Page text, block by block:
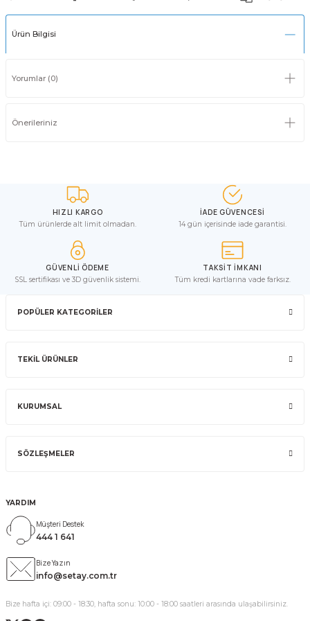
Ürün Bilgisi
Yorumlar (0)
Önerileriniz
HIZLI KARGO
Tüm ürünlerde alt limit olmadan.
İADE GÜVENCESİ
14 gün içerisinde iade garantisi.
GÜVENLİ ÖDEME
SSL sertifikası ve 3D güvenlik sistemi.
TAKSİT İMKANI
Tüm kredi kartlarına vade farksız.
POPÜLER KATEGORİLER
TEKİL ÜRÜNLER
KURUMSAL
SÖZLEŞMELER
YARDIM
Müşteri Destek
444 1 641
Bize Yazın
info@setay.com.tr
Bize hafta içi: 09:00 - 18:30, hafta sonu: 10:00 - 18:00 saatleri arasında ulaşabilirsiniz.